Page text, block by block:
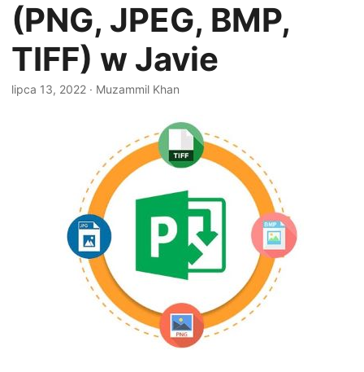
a
w
i
g
a
(PNG, JPEG, BMP,
TIFF) w Javie
lipca 13, 2022 · Muzammil Khan